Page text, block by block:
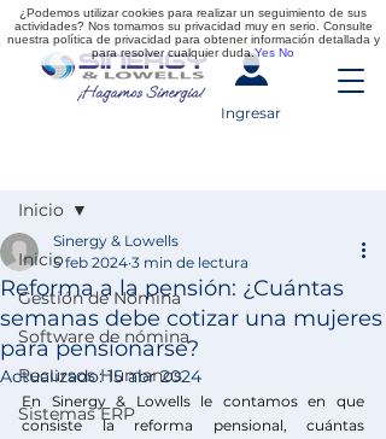
Ingresar
Inicio
Gestión de Nómina
Software de nómina
Recursos Humanos
Sistemas ERP
Inicio
Reforma a la pensión: ¿Cuántas
semanas debe cotizar una mujeres
para pensionarse?
Sinergy & Lowells
5 feb 2024 3 min de lectura
Actualizado:15 abr 2024
En Sinergy & Lowells le contamos en que
consiste la reforma pensional, cuántas
¿Podemos utilizar cookies para realizar un seguimiento de sus
actividades? Nos tomamos su privacidad muy en serio. Consulte
nuestra política de privacidad para obtener información detallada y
para resolver cualquier duda.Yes No